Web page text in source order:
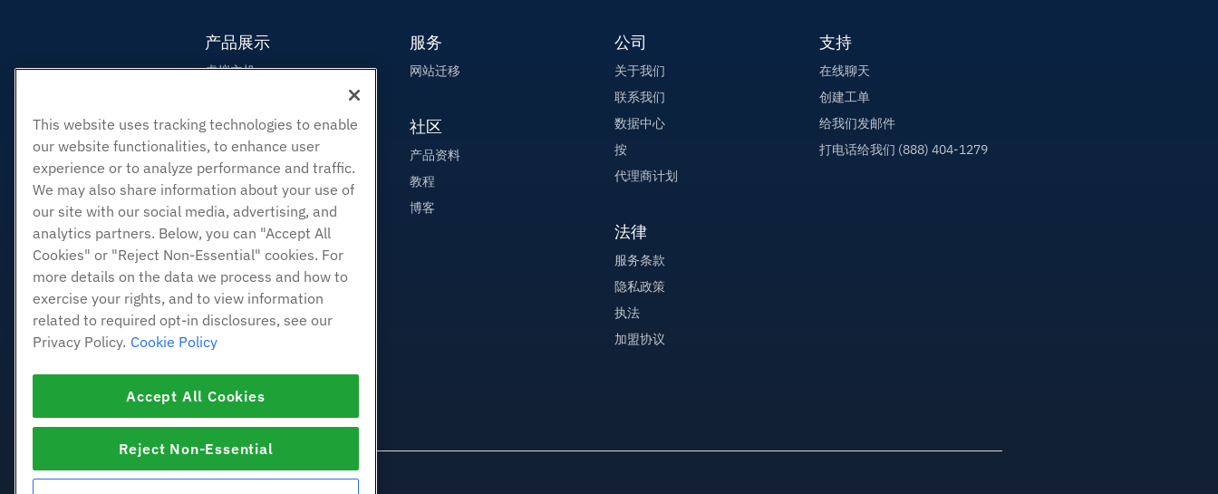
产品展示
虚拟主机
转销商托管
白标经销商
管理Linux VPS
非托管Linux VPS
管理Windows. VPS
非托管Windows VPS
云服务器
负载均衡器
服务
网站迁移
社区
产品资料
教程
博客
公司
关于我们
联系我们
数据中心
按
代理商计划
法律
服务条款
隐私政策
执法
加盟协议
支持
在线聊天
创建工单
给我们发邮件
打电话给我们 (888) 404-1279
This website uses tracking technologies to enable
our website functionalities, to enhance user
experience or to analyze performance and traffic.
We may also share information about your use of
our site with our social media, advertising, and
analytics partners. Below, you can "Accept All
Cookies" or "Reject Non-Essential" cookies. For
more details on the data we process and how to
exercise your rights, and to view information
related to required opt-in disclosures, see our
Privacy Policy. Cookie Policy
Accept All Cookies
Reject Non-Essential